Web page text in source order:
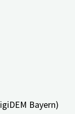
Bayern)